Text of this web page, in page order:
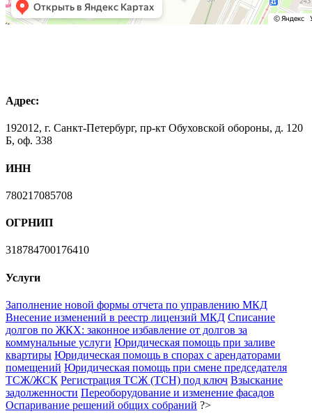
Адрес:
192012, г. Санкт-Петербург, пр-кт Обуховской обороны, д. 120
Б, оф. 338
ИНН
780217085708
ОГРНИП
318784700176410
Услуги
Заполнение новой формы отчета по управлению МКД
Внесение изменений в реестр лицензий МКД Списание
долгов по ЖКХ: законное избавление от долгов за
коммунальные услуги Юридическая помощь при заливе
квартиры Юридическая помощь в спорах с арендаторами
помещений Юридическая помощь при смене председателя
ТСЖ/ЖСК Регистрация ТСЖ (ТСН) под ключ Взыскание
задолженности Переоборудование и изменение фасадов
Оспаривание решений общих собраний ?>